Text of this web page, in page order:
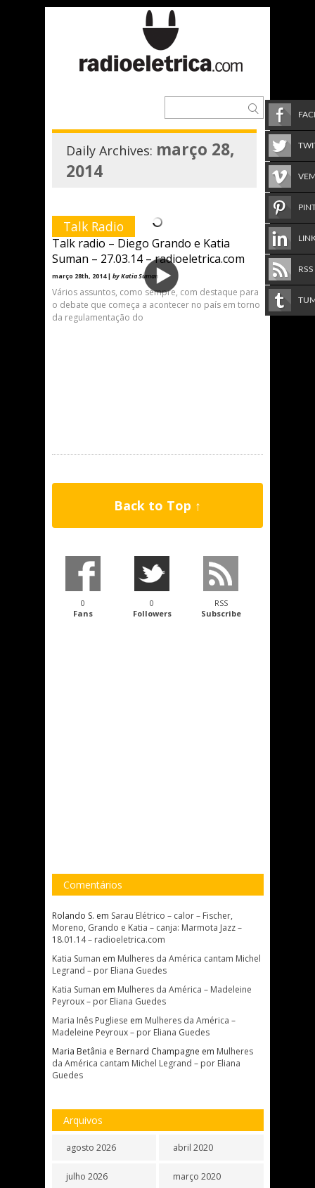
Daily Archives: março 28,
2014
Talk Radio
Talk radio – Diego Grando e Katia
Suman – 27.03.14 – radioeletrica.com
março 28th, 2014 | by Katia Suman
Vários assuntos, como sempre, com destaque para
o debate que começa a acontecer no país em torno
da regulamentação do
Back to Top ↑
0
Fans
0
Followers
RSS
Subscribe
Comentários
Rolando S. em Sarau Elétrico – calor – Fischer,
Moreno, Grando e Katia – canja: Marmota Jazz –
18.01.14 – radioeletrica.com
Katia Suman em Mulheres da América cantam Michel
Legrand – por Eliana Guedes
Katia Suman em Mulheres da América – Madeleine
Peyroux – por Eliana Guedes
Maria Inês Pugliese em Mulheres da América –
Madeleine Peyroux – por Eliana Guedes
Maria Betânia e Bernard Champagne em Mulheres
da América cantam Michel Legrand – por Eliana
Guedes
Arquivos
agosto 2026
julho 2026
abril 2020
março 2020
RSS